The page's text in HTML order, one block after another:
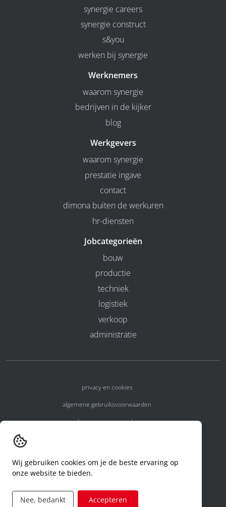
synergie careers
synergie construct
s&you
werken bij synergie
Werknemers
waarom synergie
bedrijven in de kijker
blog
Werkgevers
waarom synergie
prestatie ingave
contact
dimona buiten de werkuren
hr-diensten
Jobcategorieën
bouw
productie
techniek
logistiek
verkoop
administratie
privacy en cookies
algemene gebruiksvoorwaarden
algemene voorwaarden
code of conduct
aanvraag rechten ivm privacy
Wij gebruiken cookies om je de beste ervaring op
onze website te bieden.
Nee, bedankt Accepteren